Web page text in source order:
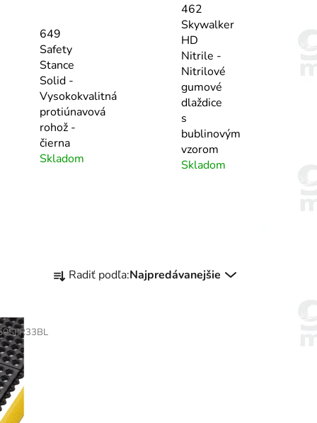
649
Safety
Stance
Solid -
Vysokokvalitná
protiúnavová
rohož -
čierna
Skladom
462
Skywalker
HD
Nitrile -
Nitrilové
gumové
dlaždice
s
bublinovým
vzorom
Skladom
a Radiť podľa:Najpredávanejšie